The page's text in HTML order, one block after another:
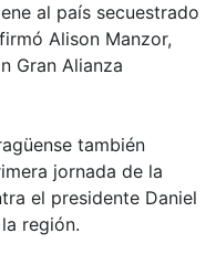
al país secuestrado
Alison Manzor,
Gran Alianza
también
jornada de la
el presidente Daniel
región.